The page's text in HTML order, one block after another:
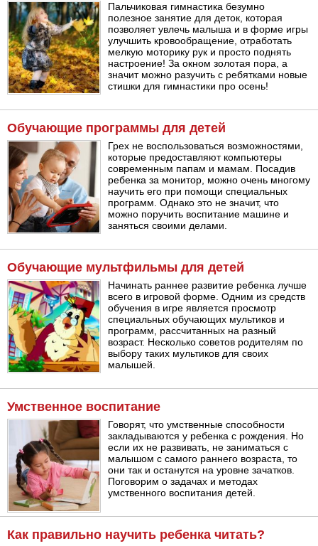
Пальчиковая гимнастика безумно
полезное занятие для деток, которая
позволяет увлечь малыша и в форме игры
улучшить кровообращение, отработать
мелкую моторику рук и просто поднять
настроение! За окном золотая пора, а
значит можно разучить с ребятками новые
стишки для гимнастики про осень!
Обучающие программы для детей
Грех не воспользоваться возможностями,
которые предоставляют компьютеры
современным папам и мамам. Посадив
ребенка за монитор, можно очень многому
научить его при помощи специальных
программ. Однако это не значит, что
можно поручить воспитание машине и
заняться своими делами.
Обучающие мультфильмы для детей
Начинать раннее развитие ребенка лучше
всего в игровой форме. Одним из средств
обучения в игре является просмотр
специальных обучающих мультиков и
программ, рассчитанных на разный
возраст. Несколько советов родителям по
выбору таких мультиков для своих
малышей.
Умственное воспитание
Говорят, что умственные способности
закладываются у ребенка с рождения. Но
если их не развивать, не заниматься с
малышом с самого раннего возраста, то
они так и останутся на уровне зачатков.
Поговорим о задачах и методах
умственного воспитания детей.
Как правильно научить ребенка читать?